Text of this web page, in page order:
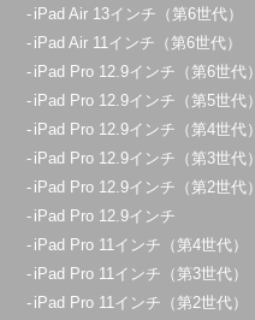
iPad Air 13インチ（第6世代）
iPad Air 11インチ（第6世代）
iPad Pro 12.9インチ（第6世代）
iPad Pro 12.9インチ（第5世代）
iPad Pro 12.9インチ（第4世代）
iPad Pro 12.9インチ（第3世代）
iPad Pro 12.9インチ（第2世代）
iPad Pro 12.9インチ
iPad Pro 11インチ（第4世代）
iPad Pro 11インチ（第3世代）
iPad Pro 11インチ（第2世代）